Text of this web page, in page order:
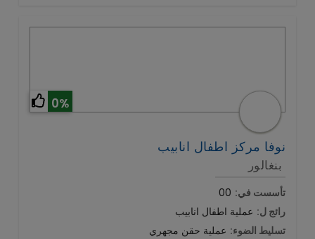
0%
نوفا مركز اطفال انابيب
بنغالور
تأسست في: 00
رائج ل: عملية اطفال انابيب
تسليط الضوء: عملية حقن مجهري